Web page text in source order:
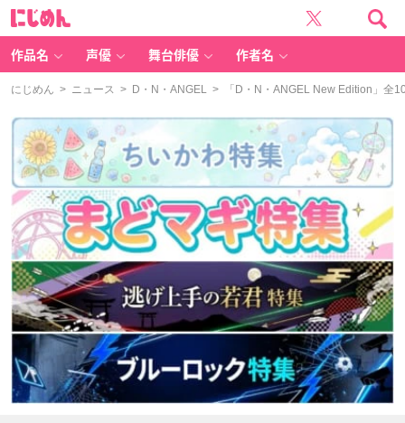
作品名 声優 舞台俳優 作者名
にじめん > ニュース > D・N・ANGEL > 「D・N・ANGEL New Edition」全